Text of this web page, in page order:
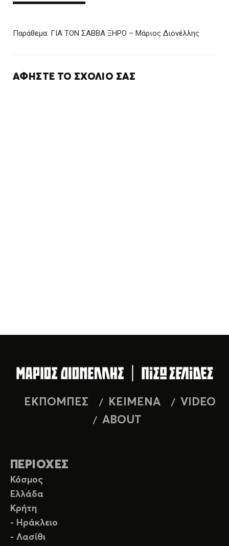
Παράθεμα: ΓΙΑ ΤΟΝ ΣΑΒΒΑ ΞΗΡΟ – Μάριος Διονέλλης
ΑΦΉΣΤΕ ΤΟ ΣΧΌΛΙΌ ΣΑΣ
ΕΚΠΟΜΠΕΣ ΚΕΙΜΕΝΑ
VIDEO
ABOUT
ΠΕΡΙΟΧΕΣ
Κόσμος
Ελλάδα
Κρήτη
- Ηράκλειο
- Λασίθι